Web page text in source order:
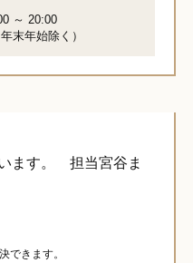
～ 20:00
末年始除く）
ます。 担当宮谷ま
できます。